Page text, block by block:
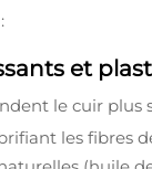
et
le cuir plus
les fibres